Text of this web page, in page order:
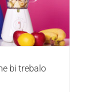
bi trebalo